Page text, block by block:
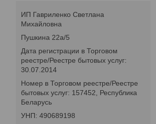
ИП Гавриленко Светлана
Михайловна
Пушкина 22а/5
Дата регистрации в Торговом
реестре/Реестре бытовых услуг:
30.07.2014
Номер в Торговом реестре/Реестре
бытовых услуг: 157452, Республика
Беларусь
УНП: 490689198